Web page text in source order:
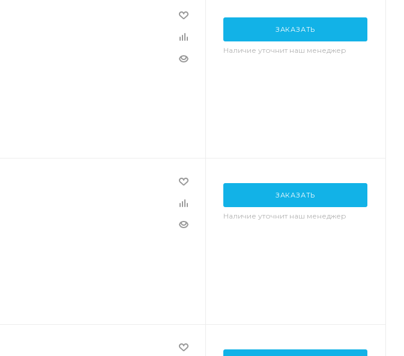
ЗАКАЗАТЬ
Наличие уточнит наш менеджер
ЗАКАЗАТЬ
Наличие уточнит наш менеджер